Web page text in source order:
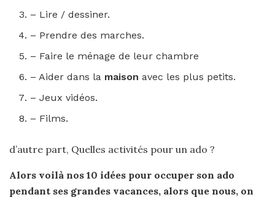
– Lire / dessiner.
– Prendre des marches.
– Faire le ménage de leur chambre
– Aider dans la maisonavec les plus petits.
– Jeux vidéos.
– Films.
d’autre part, Quelles activités pour un ado ?
Alors voilà nos 10 idées pour occuper son ado
pendant ses grandes vacances, alors que nous, on